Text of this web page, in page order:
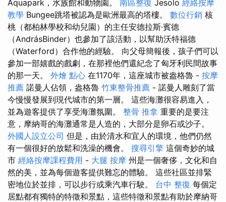
Aquapark，水族館和動物園。 南區整復 Jesolo 經絡按摩
教學 Bungee跳塔被認為是歐洲最高的塔樓。 數位行銷 核
桃（都柏林學校和幼兒園）的主任安德拉斯·賓德
（AndrásBinder）也參加了該活動，以幫助沃特福德
（Waterford）合作他的經驗。 向父母簡報後，孩子們可以
參加一部嬉戲的戲劇，在那裡他們還紀念了匈牙利民間故事
的那一天。 外燴 點心 在1170年，這座城市被盎格魯 - 按摩
推薦 諾曼人佔領，盎格魯 竹東整骨推薦 - 諾曼人雕刻了當
今慢慢發展到現代城市的第一層。 這些海灘很容易進入，
並為遊客提供了享受海灘氛圍。 整骨 推拿 重要的是要注
意，摩納哥的海灘通常是人造的，大部分是卵石或沙子。
外國人設立公司 但是，由於清水和宜人的環境，他們仍然
有一個很好的放鬆和洗澡的機會。 搜尋引擎 這個奇妙的城
市 經絡按摩課程費用 - 大腿 按摩 州是一個奢侈，文化和自
然的美，並為每個遊客提供難忘的體驗。 這些社區並排緊
密地位於並排，可以步行或乘汽車行駛。 台中 整復 每個定
居點都有獨特的特徵和景點，這些特徵和景點有助於摩納哥